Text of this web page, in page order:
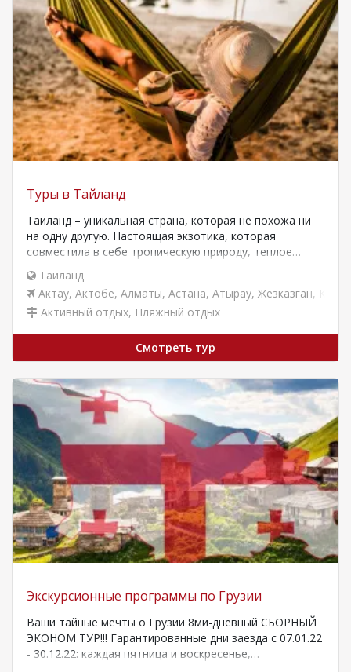
Туры в Тайланд
Таиланд – уникальная страна, которая не похожа ни
на одну другую. Настоящая экзотика, которая
совместила в себе тропическую природу, теплое…
Таиланд
Актау, Актобе, Алматы, Астана, Атырау, Жезказган,
Активный отдых, Пляжный отдых
Смотреть тур
Экскурсионные программы по Грузии
Ваши тайные мечты о Грузии 8ми-дневный СБОРНЫЙ
ЭКОНОМ ТУР!!! Гарантированные дни заезда с 07.01.22
- 30.12.22: каждая пятница и воскресенье,…